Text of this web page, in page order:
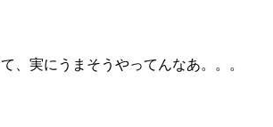
、実にうまそうやってんなあ。。。